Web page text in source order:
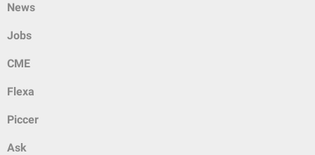
News
Jobs
CME
Flexa
Piccer
Ask